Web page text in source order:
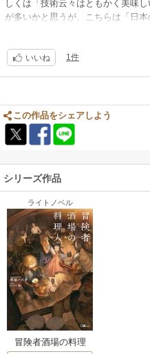
しくは「技術云々はともかく美味
が多いかと思うが、こちらは「日
「現代日本人の知識」と「異世界
知識だとこの発想はないな」と思
ているので「おい、その目はどう
なしなのだが、それも異世界「料
（後者については多分「異世界だ
えてるのかなとも思う）。私は絵
みたいなのがなくていい。醤油も
ことでは全然なくて、ただ令和8年
いっぱいです、というだけ。2巻ま
いいね 1件
この作品をシェアしよう
シリーズ作品
ライトノベル
冒険者酒場の料理